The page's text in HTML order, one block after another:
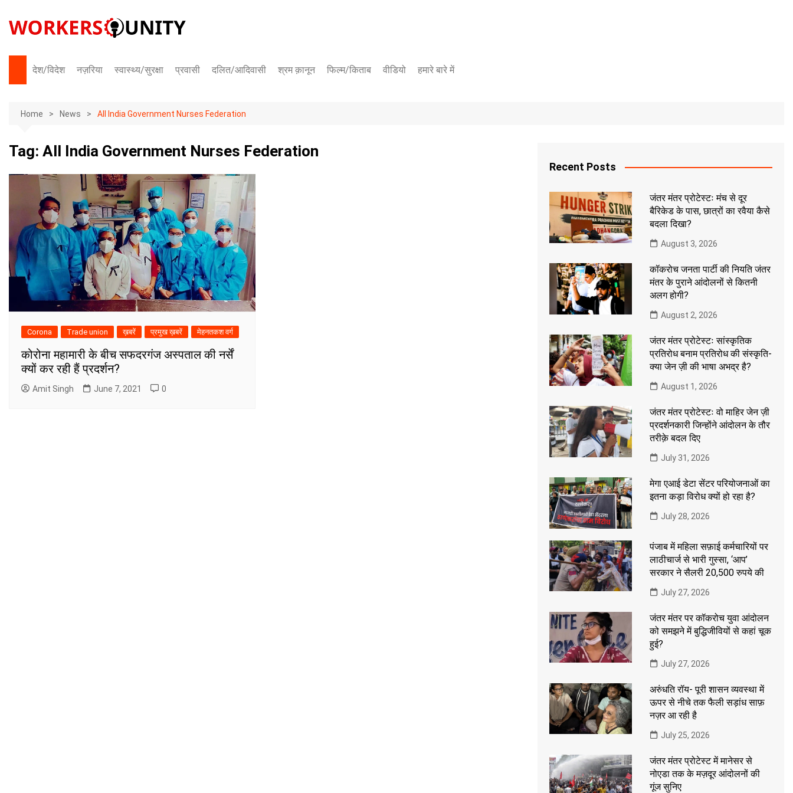
content
देश/विदेश
अंतराष्ट्रीय
नज़रिया स्वास्थ्य/सुरक्षा प्रवासी दलित/आदिवासी श्रम क़ानून फिल्म/किताब वीडियो हमारे बारे में
Home News All India Government Nurses Federation
Tag: All India Government Nurses Federation
Corona Trade union ख़बरें प्रमुख ख़बरें मेहनतकश वर्ग
कोरोना महामारी के बीच सफदरगंज अस्पताल की नर्सें
क्यों कर रही हैं प्रदर्शन?
Amit Singh June 7, 2021 0
Recent Posts
जंतर मंतर प्रोटेस्टः मंच से दूर
बैरिकेड के पास, छात्रों का रवैया कैसे
बदला दिखा?
August 3, 2026
कॉकरोच जनता पार्टी की नियति जंतर
मंतर के पुराने आंदोलनों से कितनी
अलग होगी?
August 2, 2026
जंतर मंतर प्रोटेस्टः सांस्कृतिक
प्रतिरोध बनाम प्रतिरोध की संस्कृति-
क्या जेन ज़ी की भाषा अभद्र है?
August 1, 2026
जंतर मंतर प्रोटेस्टः वो माहिर जेन ज़ी
प्रदर्शनकारी जिन्होंने आंदोलन के तौर
तरीक़े बदल दिए
July 31, 2026
मेगा एआई डेटा सेंटर परियोजनाओं का
इतना कड़ा विरोध क्यों हो रहा है?
July 28, 2026
पंजाब में महिला सफ़ाई कर्मचारियों पर
लाठीचार्ज से भारी गुस्सा, ‘आप’
सरकार ने सैलरी 20,500 रुपये की
July 27, 2026
जंतर मंतर पर कॉकरोच युवा आंदोलन
को समझने में बुद्धिजीवियों से कहां चूक
हुई?
July 27, 2026
अरुंधति रॉय- पूरी शासन व्यवस्था में
ऊपर से नीचे तक फैली सड़ांध साफ़
नज़र आ रही है
July 25, 2026
जंतर मंतर प्रोटेस्ट में मानेसर से
नोएडा तक के मज़दूर आंदोलनों की
गूंज सुनिए